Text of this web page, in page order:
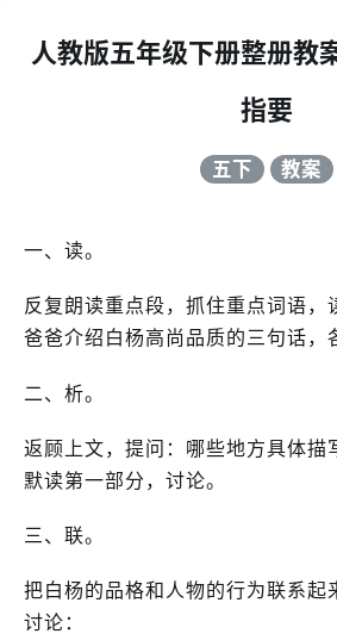
人教版五年级下册整册教
指要
五下 教案
一、读。
反复朗读重点段，抓住重点词语，
爸爸介绍白杨高尚品质的三句话，
二、析。
返顾上文，提问：哪些地方具体描
默读第一部分，讨论。
三、联。
把白杨的品格和人物的行为联系起
讨论：